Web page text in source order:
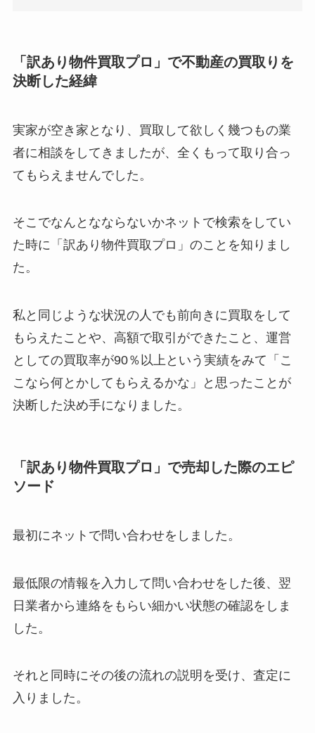
「訳あり物件買取プロ」で不動産の買取りを
決断した経緯
実家が空き家となり、買取して欲しく幾つもの業
者に相談をしてきましたが、全くもって取り合っ
てもらえませんでした。
そこでなんとなならないかネットで検索をしてい
た時に「訳あり物件買取プロ」のことを知りまし
た。
私と同じような状況の人でも前向きに買取をして
もらえたことや、高額で取引ができたこと、運営
としての買取率が90％以上という実績をみて「こ
こなら何とかしてもらえるかな」と思ったことが
決断した決め手になりました。
「訳あり物件買取プロ」で売却した際のエピ
ソード
最初にネットで問い合わせをしました。
最低限の情報を入力して問い合わせをした後、翌
日業者から連絡をもらい細かい状態の確認をしま
した。
それと同時にその後の流れの説明を受け、査定に
入りました。